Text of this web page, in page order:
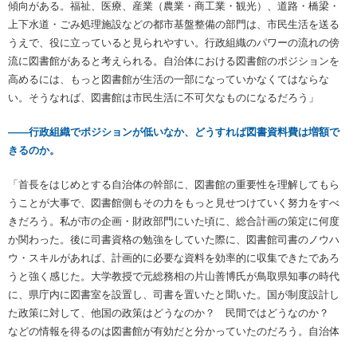
傾向がある。福祉、医療、産業（農業・商工業・観光）、道路・橋梁・
上下水道・ごみ処理施設などの都市基盤整備の部門は、市民生活を送る
うえで、役に立っていると見られやすい。行政組織のパワーの流れの傍
流に図書館があると考えられる。自治体における図書館のポジションを
高めるには、もっと図書館が生活の一部になっていかなくてはならな
い。そうなれば、図書館は市民生活に不可欠なものになるだろう」
――行政組織でポジションが低いなか、どうすれば図書資料費は増額で
きるのか。
「首長をはじめとする自治体の幹部に、図書館の重要性を理解してもら
うことが大事で、図書館側もその力をもっと見せつけていく努力をすべ
きだろう。私が市の企画・財政部門にいた頃に、総合計画の策定に何度
か関わった。後に司書資格の勉強をしていた際に、図書館司書のノウハ
ウ・スキルがあれば、計画的に必要な資料を効率的に収集できたであろ
うと強く感じた。大学教授で元総務相の片山善博氏が鳥取県知事の時代
に、県庁内に図書室を設置し、司書を置いたと聞いた。国が制度設計し
た政策に対して、他国の政策はどうなのか？ 民間ではどうなのか？
などの情報を得るのは図書館が有効だと分かっていたのだろう。自治体